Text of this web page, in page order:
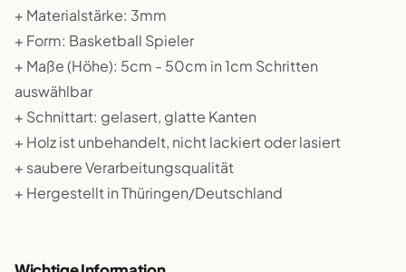
+ Materialstärke: 3mm
+ Form: Basketball Spieler
+ Maße (Höhe): 5cm - 50cm in 1cm Schritten
auswählbar
+ Schnittart: gelasert, glatte Kanten
+ Holz ist unbehandelt, nicht lackiert oder lasiert
+ saubere Verarbeitungsqualität
+ Hergestellt in Thüringen/Deutschland